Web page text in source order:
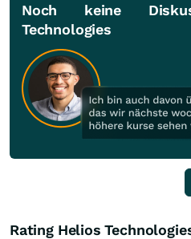
Noch keine
Technologies
Rating Helios